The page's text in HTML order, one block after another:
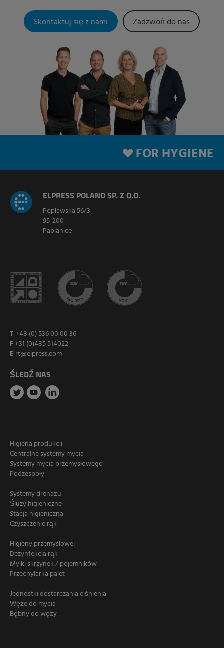
Skontaktuj się z nami Zadzwoń do nas
FOR HYGIENE
ELPRESS POLAND SP. Z O.O.
Popławska 56/3
95-200
Pabianice
T +48 (0) 536 00 00 36
F+31 (0)485 514022
E rt@elpress.com
ŚLEDŹ NAS
Higiena produkcji
Centralne systemy mycia
Systemy mycia przemysłowego
Podzespoły
Systemy drenażu
Śluzy higieniczne
Stacja higieniczna
Czyszczenie rąk
Higieny przemysłowej
Dezynfekcja rąk
Myjki skrzynek / pojemników
Przechylarka palet
Jednostki dostarczania ciśnienia
Węże do mycia
Bębny do węży